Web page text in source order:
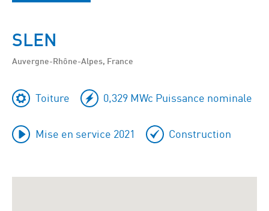
SLEN
Auvergne-Rhône-Alpes, France
Toiture 0,329 MWc Puissance nominale
Mise en service 2021 Construction